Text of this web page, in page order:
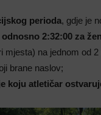
perioda, gdje je
2:32:00 za
mjesta) na jednom od 2
brane naslov;
koju atletičar